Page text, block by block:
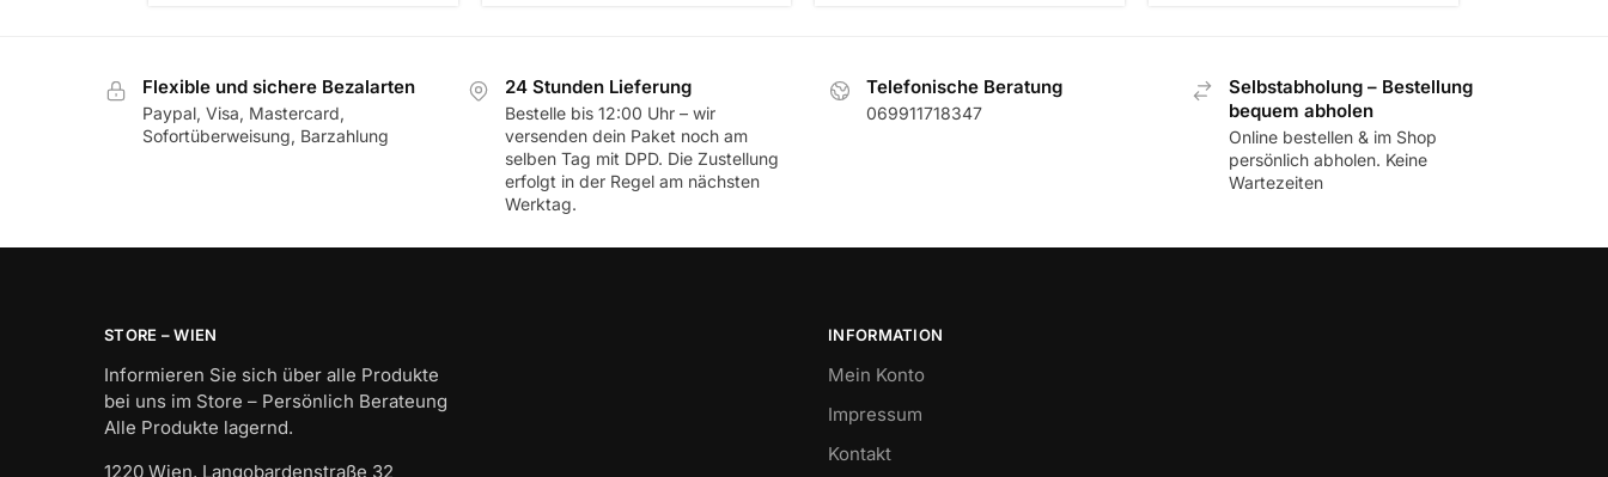
Flexible und sichere Bezalarten
Paypal, Visa, Mastercard,
Sofortüberweisung, Barzahlung
24 Stunden Lieferung
Bestelle bis 12:00 Uhr – wir
versenden dein Paket noch am
selben Tag mit DPD. Die Zustellung
erfolgt in der Regel am nächsten
Werktag.
Telefonische Beratung
069911718347
Selbstabholung – Bestellung
bequem abholen
Online bestellen & im Shop
persönlich abholen. Keine
Wartezeiten
STORE – WIEN
Informieren Sie sich über alle Produkte
bei uns im Store – Persönlich Berateung
Alle Produkte lagernd.
1220 Wien, Langobardenstraße 32
INFORMATION
Mein Konto
Impressum
Kontakt